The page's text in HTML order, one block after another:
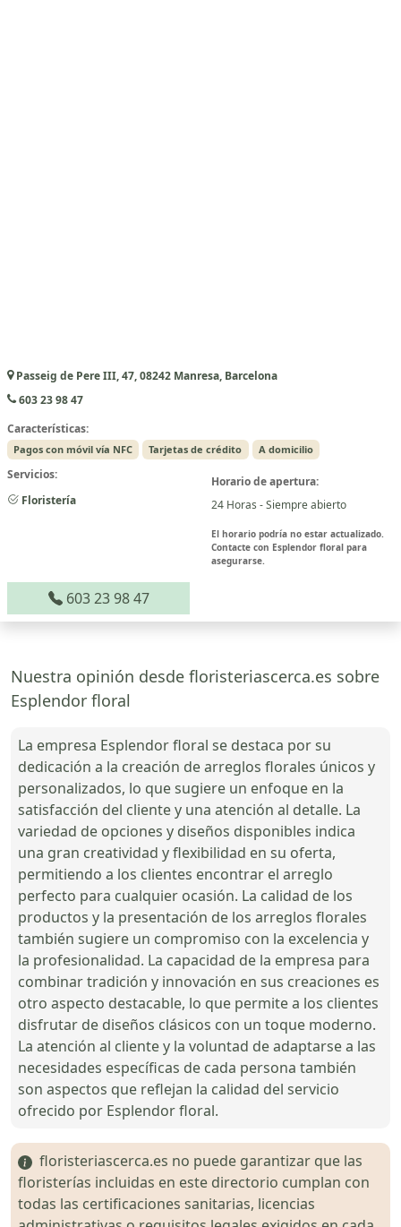
Passeig de Pere III, 47, 08242 Manresa, Barcelona
603 23 98 47
Características:
Pagos con móvil vía NFC Tarjetas de crédito A domicilio
Servicios:
Floristería
Horario de apertura:
24 Horas - Siempre abierto
El horario podría no estar actualizado.
Contacte con Esplendor floral para
asegurarse.
603 23 98 47
Nuestra opinión desde floristeriascerca.es sobre
Esplendor floral
La empresa Esplendor floral se destaca por su
dedicación a la creación de arreglos florales únicos y
personalizados, lo que sugiere un enfoque en la
satisfacción del cliente y una atención al detalle. La
variedad de opciones y diseños disponibles indica
una gran creatividad y flexibilidad en su oferta,
permitiendo a los clientes encontrar el arreglo
perfecto para cualquier ocasión. La calidad de los
productos y la presentación de los arreglos florales
también sugiere un compromiso con la excelencia y
la profesionalidad. La capacidad de la empresa para
combinar tradición y innovación en sus creaciones es
otro aspecto destacable, lo que permite a los clientes
disfrutar de diseños clásicos con un toque moderno.
La atención al cliente y la voluntad de adaptarse a las
necesidades específicas de cada persona también
son aspectos que reflejan la calidad del servicio
ofrecido por Esplendor floral.
floristeriascerca.es no puede garantizar que las
floristerías incluidas en este directorio cumplan con
todas las certificaciones sanitarias, licencias